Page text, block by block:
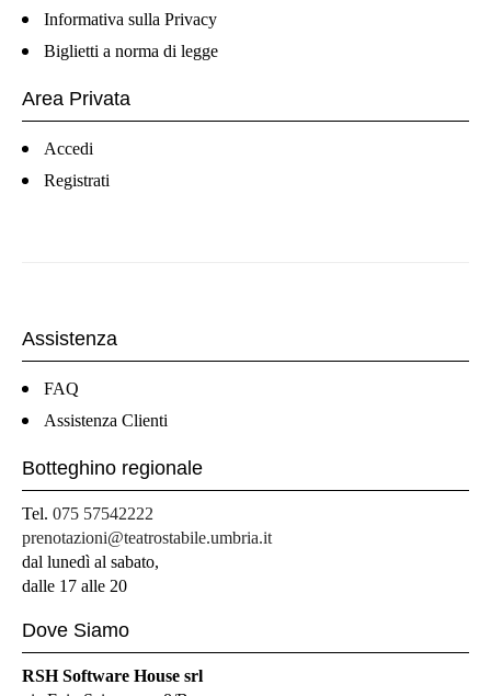
Informativa sulla Privacy
Biglietti a norma di legge
Area Privata
Accedi
Registrati
Assistenza
FAQ
Assistenza Clienti
Botteghino regionale
Tel. 075 57542222
prenotazioni@teatrostabile.umbria.it
dal lunedì al sabato,
dalle 17 alle 20
Dove Siamo
RSH Software House srl